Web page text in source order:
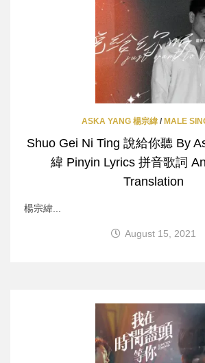
ASKA YANG 楊宗緯/ MALE
Shuo Gei Ni Ting 說給你聽 By
緯 Pinyin Lyrics 拼音歌詞
Translation
楊宗緯...
August 15, 2021